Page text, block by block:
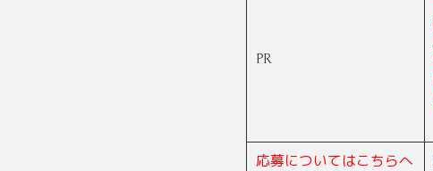
PR
応募についてはこちらへ